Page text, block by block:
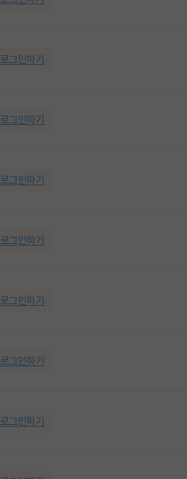
로그인하기
로그인하기
로그인하기
로그인하기
로그인하기
로그인하기
로그인하기